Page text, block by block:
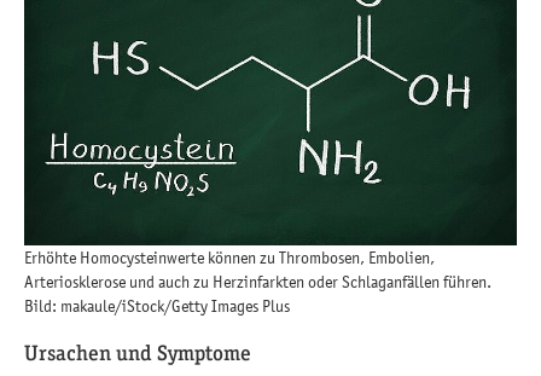
Erhöhte Homocysteinwerte können zu Thrombosen, Embolien,
Arteriosklerose und auch zu Herzinfarkten oder Schlaganfällen führen.
Bild: makaule/iStock/Getty Images Plus
Ursachen und Symptome